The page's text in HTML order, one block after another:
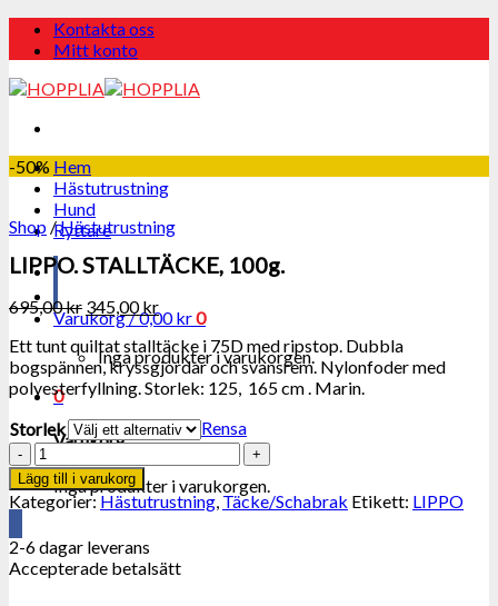
Skip
Kontakta oss
Mitt konto
Hem
Hästutrustning
Hund
Ryttare
Varukorg /0,00kr0
Inga produkter i varukorgen.
0
Varukorg
Inga produkter i varukorgen.
-50%
Shop /Hästutrustning
LIPPO. STALLTÄCKE, 100g.
695,00kr 345,00kr
Ett tunt quiltat stalltäcke i 75D med ripstop. Dubbla
bogspännen, kryssgjordar och svansrem. Nylonfoder med
polyesterfyllning. Storlek: 125, 165 cm . Marin.
Storlek
Rensa
LIPPO.
STALLTÄCKE,
100g.
mängd
Lägg till i varukorg
Kategorier: Hästutrustning, Täcke/Schabrak Etikett: LIPPO
2-6 dagar leverans
Accepterade betalsätt